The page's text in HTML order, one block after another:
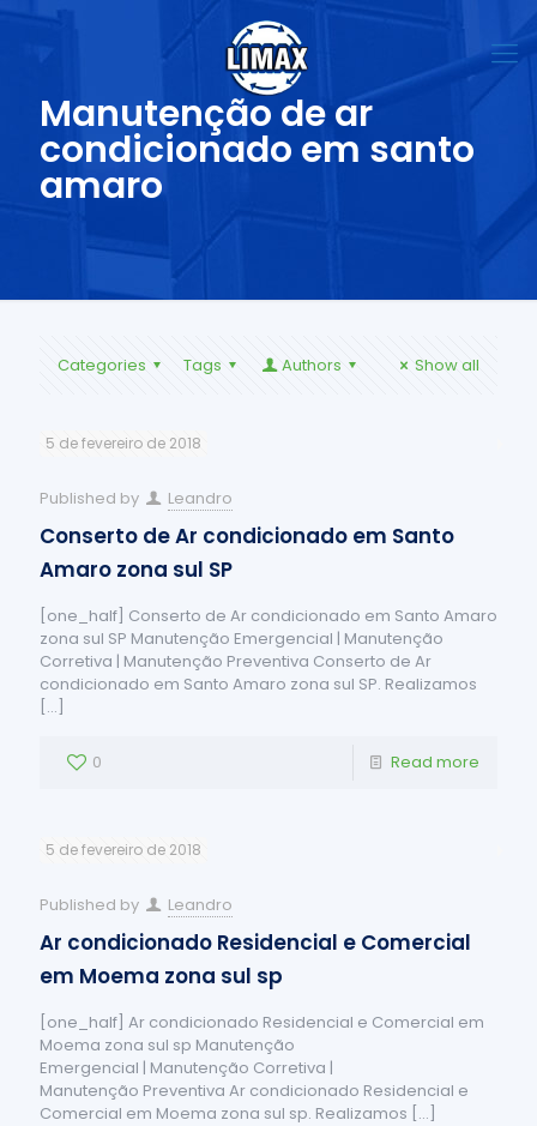
Manutenção de ar
condicionado em santo
amaro
Categories Tags Authors Show all
5 de fevereiro de 2018
Published by Leandro
Conserto de Ar condicionado em Santo
Amaro zona sul SP
[one_half] Conserto de Ar condicionado em Santo Amaro
zona sul SP Manutenção Emergencial | Manutenção
Corretiva | Manutenção Preventiva Conserto de Ar
condicionado em Santo Amaro zona sul SP. Realizamos
[…]
0 Read more
5 de fevereiro de 2018
Published by Leandro
Ar condicionado Residencial e Comercial
em Moema zona sul sp
[one_half] Ar condicionado Residencial e Comercial em
Moema zona sul sp Manutenção
Emergencial | Manutenção Corretiva |
Manutenção Preventiva Ar condicionado Residencial e
Comercial em Moema zona sul sp. Realizamos […]